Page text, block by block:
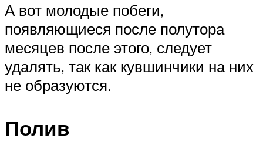
А вот молодые побеги,
появляющиеся после полутора
месяцев после этого, следует
удалять, так как кувшинчики на них
не образуются.
Полив